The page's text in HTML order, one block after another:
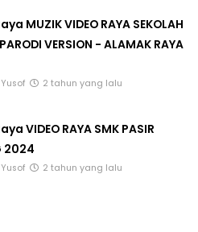
MUZIK VIDEO RAYA SEKOLAH
VERSION - ALAMAK RAYA
2 tahun yang lalu
VIDEO RAYA SMK PASIR
2024
2 tahun yang lalu